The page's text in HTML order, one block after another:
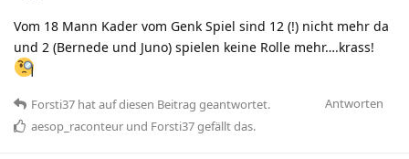
Vom 18 Mann Kader vom Genk Spiel sind 12 (!) nicht mehr da
und 2 (Bernede und Juno) spielen keine Rolle mehr….krass!
Antworten
Forsti37 hatauf diesen Beitrag geantwortet.
aesop_raconteur und Forsti37gefällt das.